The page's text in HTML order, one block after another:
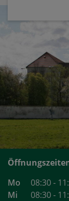
Mo
08:30 -
Mi
08:30 -